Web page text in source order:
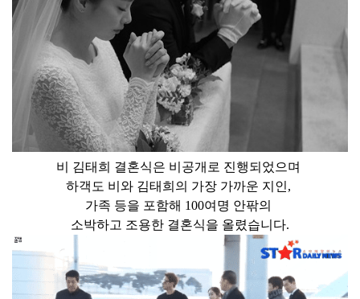
비 김태희 결혼식은 비공개로 진행되었으며
하객도 비와 김태희의 가장 가까운 지인,
가족 등을 포함해 100여명 안팎의
소박하고 조용한 결혼식을 올렸습니다.